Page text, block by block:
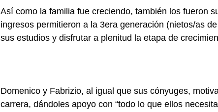
Así como la familia fue creciendo, también los fueron
ingresos permitieron a la 3era generación (nietos/as
sus estudios y disfrutar a plenitud la etapa de
Domenico y Fabrizio, al igual que sus cónyuges,
carrera, dándoles apoyo con “todo lo que ellos